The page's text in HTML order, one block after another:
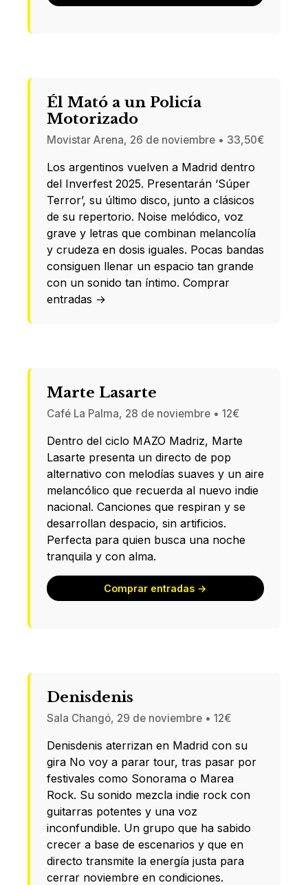
Él Mató a un Policía
Motorizado
Movistar Arena, 26 de noviembre • 33,50€
Los argentinos vuelven a Madrid dentro
del Inverfest 2025. Presentarán ‘Súper
Terror’, su último disco, junto a clásicos
de su repertorio. Noise melódico, voz
grave y letras que combinan melancolía
y crudeza en dosis iguales. Pocas bandas
consiguen llenar un espacio tan grande
con un sonido tan íntimo. Comprar
entradas →
Marte Lasarte
Café La Palma, 28 de noviembre • 12€
Dentro del ciclo MAZO Madriz, Marte
Lasarte presenta un directo de pop
alternativo con melodías suaves y un aire
melancólico que recuerda al nuevo indie
nacional. Canciones que respiran y se
desarrollan despacio, sin artificios.
Perfecta para quien busca una noche
tranquila y con alma.
Comprar entradas →
Denisdenis
Sala Changó, 29 de noviembre • 12€
Denisdenis aterrizan en Madrid con su
gira No voy a parar tour, tras pasar por
festivales como Sonorama o Marea
Rock. Su sonido mezcla indie rock con
guitarras potentes y una voz
inconfundible. Un grupo que ha sabido
crecer a base de escenarios y que en
directo transmite la energía justa para
cerrar noviembre en condiciones.